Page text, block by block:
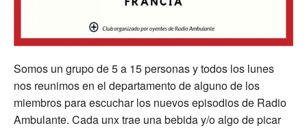
Somos un grupo de 5 a 15 personas y todos los lunes
nos reunimos en el departamento de alguno de los
miembros para escuchar los nuevos episodios de Radio
Ambulante. Cada unx trae una bebida y/o algo de picar